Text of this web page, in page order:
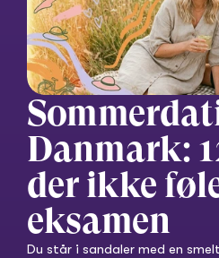
Danmark:
der ikke
eksamen
Du står i sandaler med en